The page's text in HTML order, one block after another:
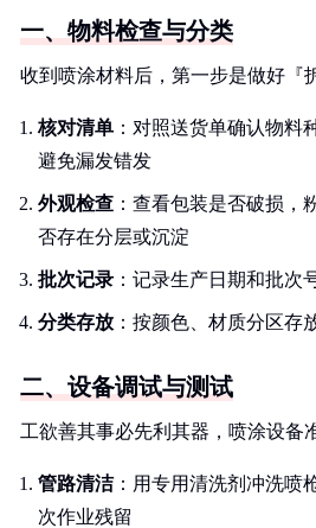
一、物料检查与分类
收到喷涂材料后，第一步是做好『
核对清单 ：对照送货单确认物料
避免漏发错发
外观检查 ：查看包装是否破损，
否存在分层或沉淀
批次记录 ：记录生产日期和批次
分类存放 ：按颜色、材质分区存
二、设备调试与测试
工欲善其事必先利其器，喷涂设备
管路清洁：用专用清洗剂冲洗喷
次作业残留